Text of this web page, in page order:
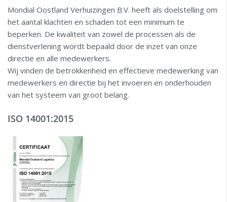
Mondial Oostland Verhuizingen B.V. heeft als doelstelling om
het aantal klachten en schaden tot een minimum te
beperken. De kwaliteit van zowel de processen als de
dienstverlening wordt bepaald door de inzet van onze
directie en alle medewerkers.
Wij vinden de betrokkenheid en effectieve medewerking van
medewerkers en directie bij het invoeren en onderhouden
van het systeem van groot belang.
ISO 14001:2015